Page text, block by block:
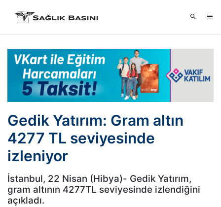
Gedik Yatırım: Gram altın
4277 TL seviyesinde
izleniyor
İstanbul, 22 Nisan (Hibya)- Gedik Yatırım,
gram altının 4277TL seviyesinde izlendiğini
açıkladı.